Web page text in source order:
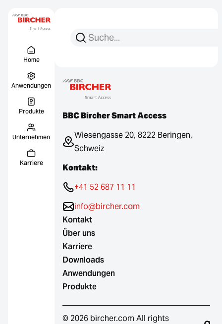
Home
Anwendungen
Produkte
Unternehmen
Karriere
Suchen Sie nach:
Suche
BBC Bircher Smart Access
Wiesengasse 20, 8222 Beringen,
Schweiz
Kontakt:
+41 52 687 11 11
info@bircher.com
Kontakt
Über uns
Karriere
Downloads
Anwendungen
Produkte
© 2026 bircher.com All rights